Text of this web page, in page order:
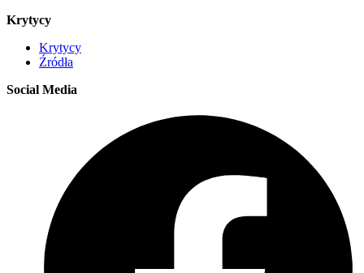
Krytycy
Krytycy
Źródła
Social Media